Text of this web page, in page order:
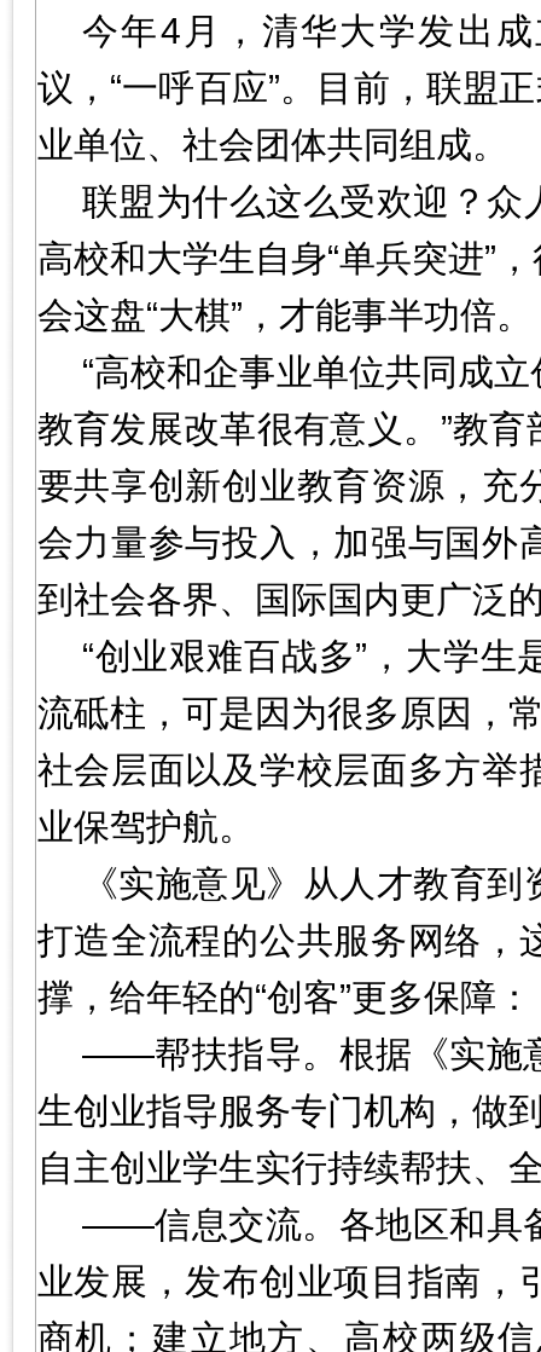
今年4月，清华大学发出
议，“一呼百应”。目前，联盟
业单位、社会团体共同组成。
联盟为什么这么受欢迎？
高校和大学生自身“单兵突进”
会这盘“大棋”，才能事半功倍。
“高校和企事业单位共同成
教育发展改革很有意义。”教
要共享创新创业教育资源，充
会力量参与投入，加强与国外
到社会各界、国际国内更广泛
“创业艰难百战多”，大学
流砥柱，可是因为很多原因，
社会层面以及学校层面多方举
业保驾护航。
《实施意见》从人才教育
打造全流程的公共服务网络，
撑，给年轻的“创客”更多保障：
——帮扶指导。根据《实施
生创业指导服务专门机构，做
自主创业学生实行持续帮扶、
——信息交流。各地区和具
业发展，发布创业项目指南，
商机；建立地方、高校两级